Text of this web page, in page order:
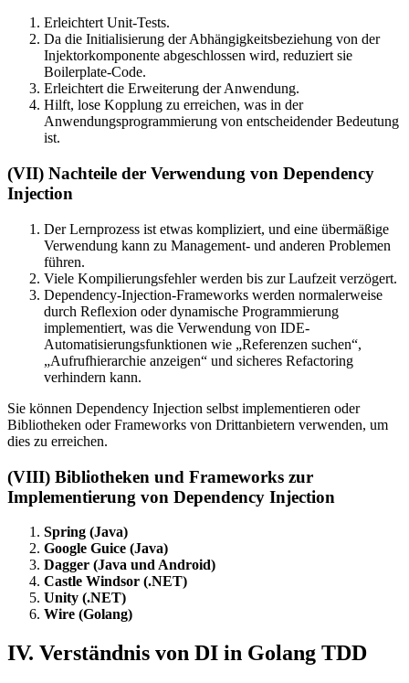
Erleichtert Unit-Tests.
Da die Initialisierung der Abhängigkeitsbeziehung von der
Injektorkomponente abgeschlossen wird, reduziert sie
Boilerplate-Code.
Erleichtert die Erweiterung der Anwendung.
Hilft, lose Kopplung zu erreichen, was in der
Anwendungsprogrammierung von entscheidender Bedeutung
ist.
(VII) Nachteile der Verwendung von Dependency
Injection
Der Lernprozess ist etwas kompliziert, und eine übermäßige
Verwendung kann zu Management- und anderen Problemen
führen.
Viele Kompilierungsfehler werden bis zur Laufzeit verzögert.
Dependency-Injection-Frameworks werden normalerweise
durch Reflexion oder dynamische Programmierung
implementiert, was die Verwendung von IDE-
Automatisierungsfunktionen wie „Referenzen suchen“,
„Aufrufhierarchie anzeigen“ und sicheres Refactoring
verhindern kann.
Sie können Dependency Injection selbst implementieren oder
Bibliotheken oder Frameworks von Drittanbietern verwenden, um
dies zu erreichen.
(VIII) Bibliotheken und Frameworks zur
Implementierung von Dependency Injection
Spring (Java)
Google Guice (Java)
Dagger (Java und Android)
Castle Windsor (.NET)
Unity (.NET)
Wire (Golang)
IV. Verständnis von DI in Golang TDD